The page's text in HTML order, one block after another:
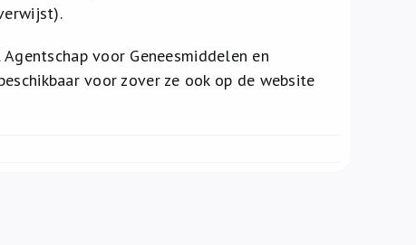
voor Geneesmiddelen en
voor zover ze ook op de website